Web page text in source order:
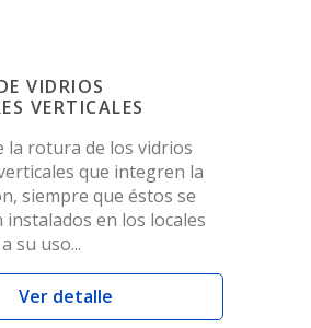
VIDRIOS
VERTICALES
la rotura de los vidrios
que integren la
siempre que éstos se
en los locales
su uso...
Ver detalle